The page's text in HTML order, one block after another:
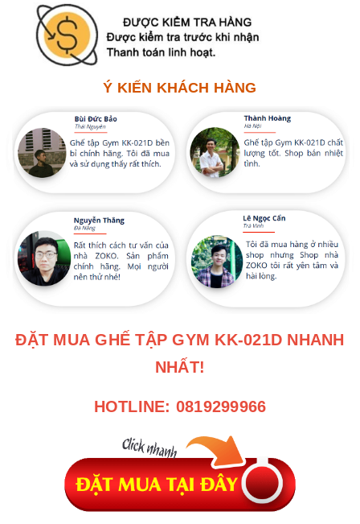
Ý KIẾN KHÁCH HÀNG
ĐẶT MUAGHẾ TẬP GYM KK-021D NHANH
NHẤT!
HOTLINE: 0819299966